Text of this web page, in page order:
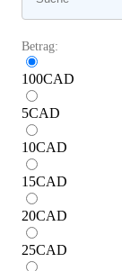
Betrag:
100CAD
5CAD
10CAD
15CAD
20CAD
25CAD